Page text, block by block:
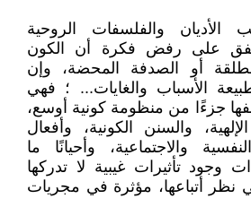
والفلسفات الروحية
تتفق على رفض فكرة أن الكون
أو الصدفة المحضة، وإن
الأسباب والغايات... ؛ فهي
جزءًا من منظومة كونية أوسع،
والسنن الكونية، وأفعال
والاجتماعية، وأحيانًا ما
وجود تأثيرات غيبية لا تدركها
نظر أتباعها، مؤثرة في مجريات